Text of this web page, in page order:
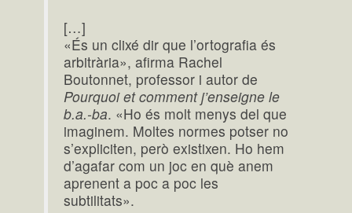
[…]
«És un clixé dir que l’ortografia és
arbitrària», afirma Rachel
Boutonnet, professor i autor de
Pourquoi et comment j’enseigne le
b.a.-ba. «Ho és molt menys del que
imaginem. Moltes normes potser no
s’expliciten, però existixen. Ho hem
d’agafar com un joc en què anem
aprenent a poc a poc les
subtilitats».